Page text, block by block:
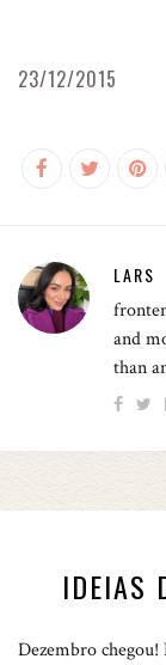
23/12/2015
LARS
and
than
IDEIAS
Dezembro